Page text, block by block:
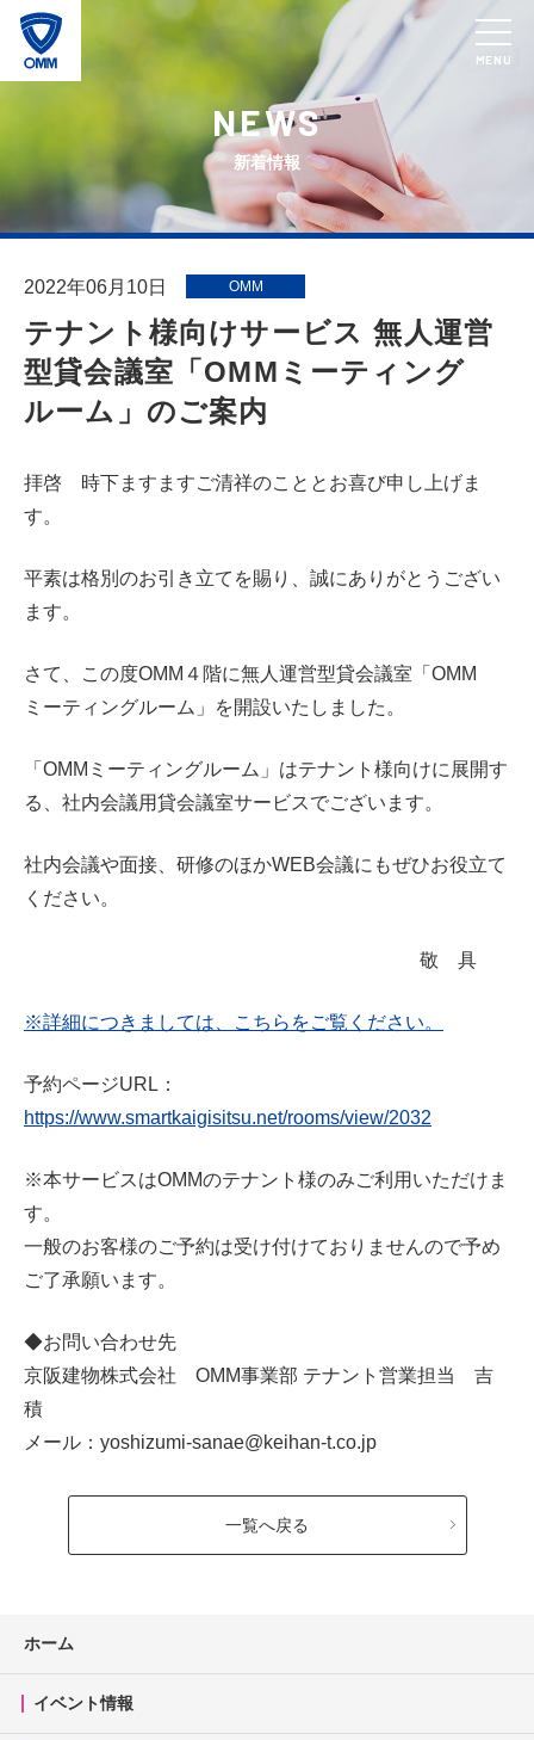
MENU
NEWS
新着情報
2022年06月10日 OMM
テナント様向けサービス 無人運営
型貸会議室「OMMミーティング
ルーム」のご案内
拝啓 時下ますますご清祥のこととお喜び申し上げま
す。
平素は格別のお引き立てを賜り、誠にありがとうござい
ます。
さて、この度OMM４階に無人運営型貸会議室「OMM
ミーティングルーム」を開設いたしました。
「OMMミーティングルーム」はテナント様向けに展開す
る、社内会議用貸会議室サービスでございます。
社内会議や面接、研修のほかWEB会議にもぜひお役立て
ください。
敬 具
※詳細につきましては、こちらをご覧ください。
予約ページURL：
https://www.smartkaigisitsu.net/rooms/view/2032
※本サービスはOMMのテナント様のみご利用いただけま
す。
一般のお客様のご予約は受け付けておりませんので予め
ご了承願います。
◆お問い合わせ先
京阪建物株式会社 OMM事業部 テナント営業担当 吉
積
メール：yoshizumi-sanae@keihan-t.co.jp
一覧へ戻る
ホーム
イベント情報